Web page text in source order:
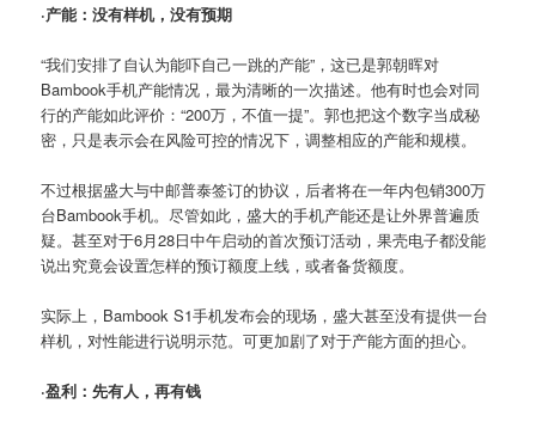
·产能：没有样机，没有预期
“我们安排了自认为能吓自己一跳的产能”，这已是郭朝晖对
Bambook手机产能情况，最为清晰的一次描述。他有时也会对同
行的产能如此评价：“200万，不值一提”。郭也把这个数字当成秘
密，只是表示会在风险可控的情况下，调整相应的产能和规模。
不过根据盛大与中邮普泰签订的协议，后者将在一年内包销300万
台Bambook手机。尽管如此，盛大的手机产能还是让外界普遍质
疑。甚至对于6月28日中午启动的首次预订活动，果壳电子都没能
说出究竟会设置怎样的预订额度上线，或者备货额度。
实际上，Bambook S1手机发布会的现场，盛大甚至没有提供一台
样机，对性能进行说明示范。可更加剧了对于产能方面的担心。
·盈利：先有人，再有钱